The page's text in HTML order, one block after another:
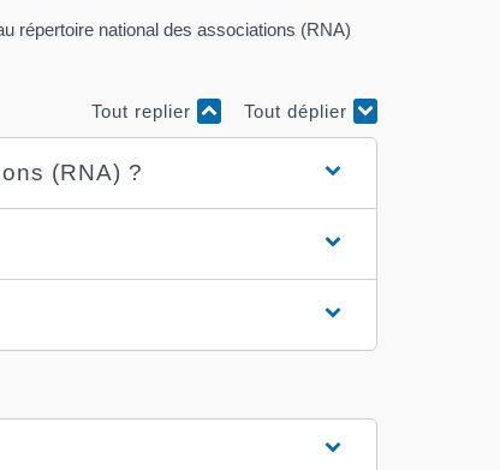
répertoire national des associations (RNA)
Tout replier Tout déplier
(RNA) ?